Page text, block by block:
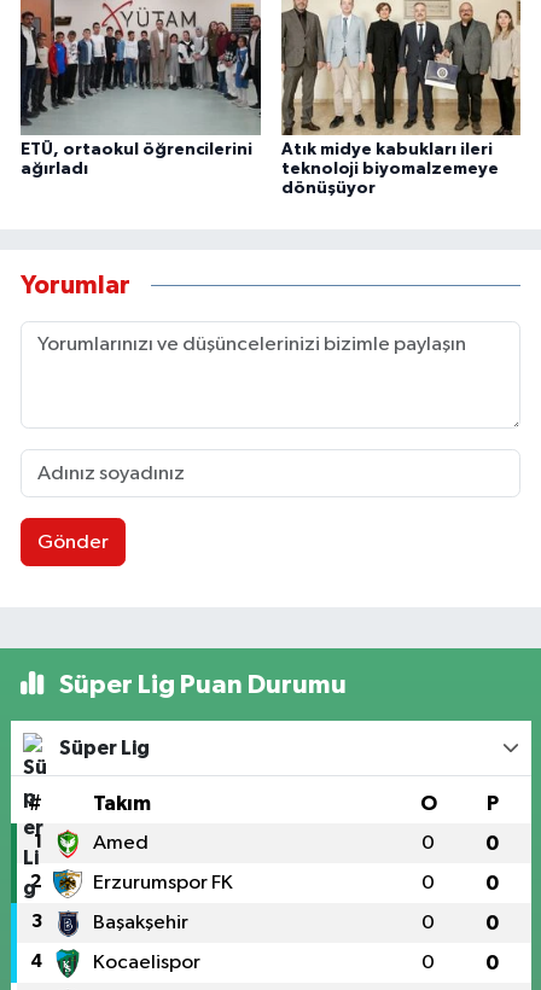
ETÜ, ortaokul öğrencilerini
ağırladı
Atık midye kabukları ileri
teknoloji biyomalzemeye
dönüşüyor
Yorumlar
Gönder
Süper Lig Puan Durumu
Süper Lig
# Takım O P
1 Amed 0 0
2 Erzurumspor FK 0 0
3 Başakşehir 0 0
4 Kocaelispor 0 0